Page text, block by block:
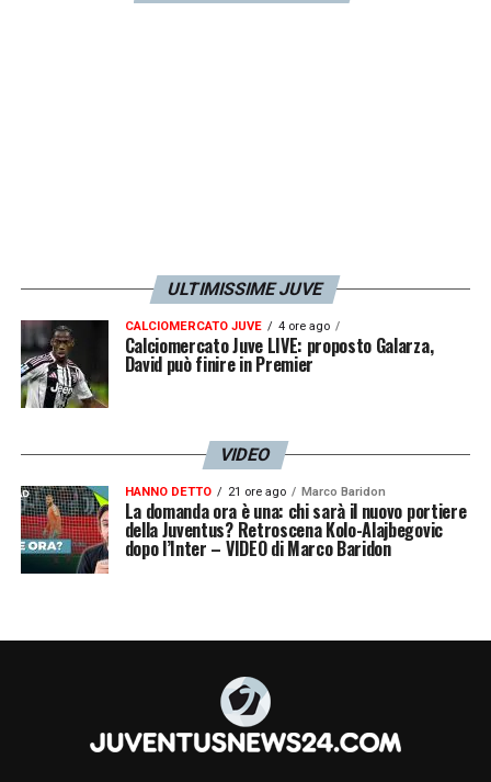
ULTIMISSIME JUVE
CALCIOMERCATO JUVE 4 ore ago
Calciomercato Juve LIVE: proposto Galarza,
David può finire in Premier
VIDEO
HANNO DETTO 21 ore ago Marco Baridon
La domanda ora è una: chi sarà il nuovo portiere
della Juventus? Retroscena Kolo-Alajbegovic
dopo l’Inter – VIDEO di Marco Baridon